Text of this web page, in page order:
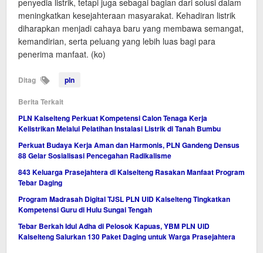
penyedia listrik, tetapi juga sebagai bagian dari solusi dalam
meningkatkan kesejahteraan masyarakat. Kehadiran listrik
diharapkan menjadi cahaya baru yang membawa semangat,
kemandirian, serta peluang yang lebih luas bagi para
penerima manfaat. (ko)
Ditag pln
Berita Terkait
PLN Kalselteng Perkuat Kompetensi Calon Tenaga Kerja
Kelistrikan Melalui Pelatihan Instalasi Listrik di Tanah Bumbu
Perkuat Budaya Kerja Aman dan Harmonis, PLN Gandeng Densus
88 Gelar Sosialisasi Pencegahan Radikalisme
843 Keluarga Prasejahtera di Kalselteng Rasakan Manfaat Program
Tebar Daging
Program Madrasah Digital TJSL PLN UID Kalselteng Tingkatkan
Kompetensi Guru di Hulu Sungai Tengah
Tebar Berkah Idul Adha di Pelosok Kapuas, YBM PLN UID
Kalselteng Salurkan 130 Paket Daging untuk Warga Prasejahtera